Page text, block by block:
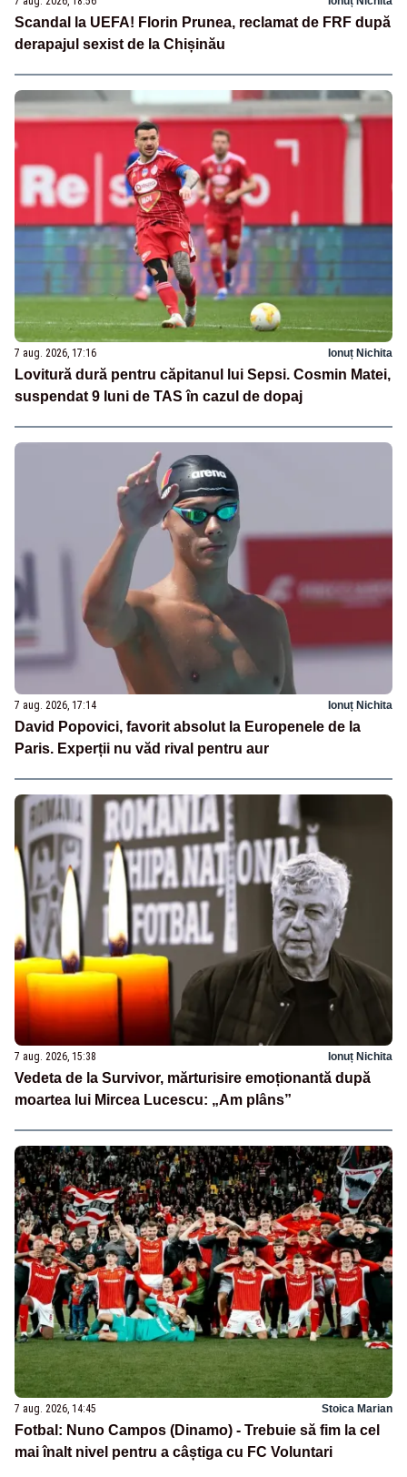
Scandal la UEFA! Florin Prunea, reclamat de FRF după
derapajul sexist de la Chișinău
7 aug. 2026, 17:16 Ionuț Nichita
Lovitură dură pentru căpitanul lui Sepsi. Cosmin Matei,
suspendat 9 luni de TAS în cazul de dopaj
7 aug. 2026, 17:14 Ionuț Nichita
David Popovici, favorit absolut la Europenele de la
Paris. Experții nu văd rival pentru aur
7 aug. 2026, 15:38 Ionuț Nichita
Vedeta de la Survivor, mărturisire emoționantă după
moartea lui Mircea Lucescu: „Am plâns”
7 aug. 2026, 14:45 Stoica Marian
Fotbal: Nuno Campos (Dinamo) - Trebuie să fim la cel
mai înalt nivel pentru a câștiga cu FC Voluntari